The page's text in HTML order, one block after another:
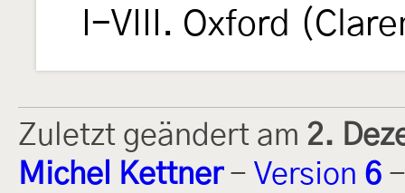
I-VIII. Oxford
Zuletzt geändert am 2.
Michel Kettner- Version 6